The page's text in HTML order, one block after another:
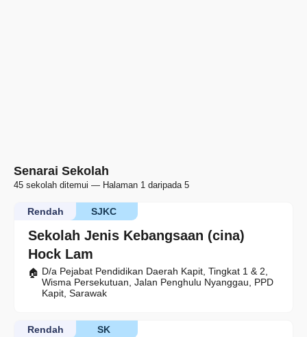
Senarai Sekolah
45 sekolah ditemui — Halaman 1 daripada 5
Sekolah Jenis Kebangsaan (cina)
Hock Lam
SJKC
Rendah
D/a Pejabat Pendidikan Daerah Kapit, Tingkat 1 & 2,
Wisma Persekutuan, Jalan Penghulu Nyanggau, PPD
Kapit, Sarawak
SK
Rendah